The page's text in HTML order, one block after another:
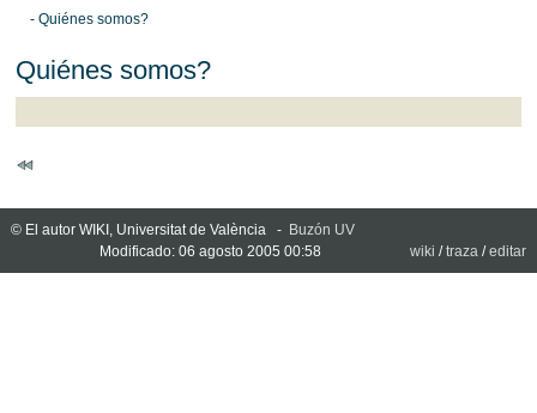
- Quiénes somos?
Quiénes somos?
© El autor WIKI, Universitat de València - Buzón UV
Modificado: 06 agosto 2005 00:58
wiki /traza /editar